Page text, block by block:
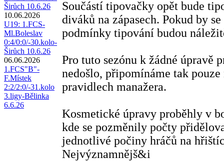
Širůch 10.6.26
10.06.2026
U19: 1.FCS-
Ml.Boleslav
0:4/0:0/-30.kolo-
Širůch 10.6.26
06.06.2026
1.FCS"B"-
F.Místek
2:2/2:0/-31.kolo
3.ligy-Bělinka
6.6.26
Součástí tipovačky opět bude
diváků na zápasech. Pokud by
podmínky tipování budou
Pro tuto sezónu k žádné úpravě
nedošlo, připomínáme tak
pravidlech manažera.
Kosmetické úpravy proběhly v
kde se pozměnily počty
jednotlivé počiny hráčů na
Nejvýznamnějš&i